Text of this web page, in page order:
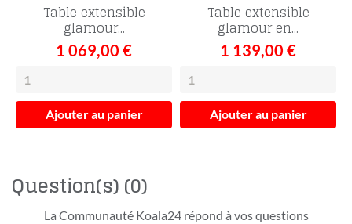
Table extensible
glamour...
1 069,00 €
Ajouter au panier
Table extensible
glamour en...
1 139,00 €
Ajouter au panier
Question(s)(0)
La Communauté Koala24 répond à vos questions